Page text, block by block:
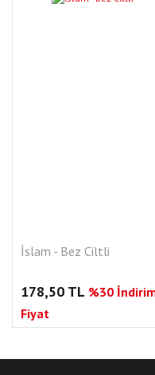
İslam - Bez Ciltli
178,50 TL %30
Fiyat